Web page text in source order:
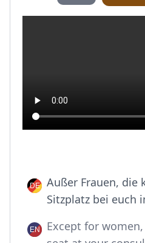
Außer Frauen, die
Sitzplatz bei euch
Except for